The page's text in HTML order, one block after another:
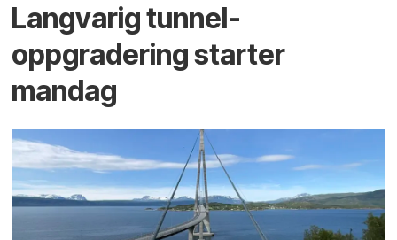
Langvarig tunnel­
oppgradering starter
mandag